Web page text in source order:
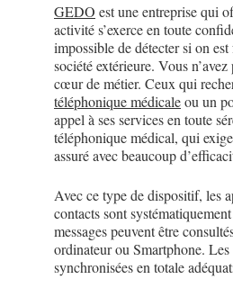
GEDO est une entreprise qui
activité s’exerce en toute
impossible de détecter si on
société extérieure. Vous
cœur de métier. Ceux qui
téléphonique médicaleou un
appel à ses services en toute
téléphonique médical, qui
assuré avec beaucoup
Avec ce type de dispositif, les
contacts sont
messages peuvent être
ordinateur ou Smartphone.
synchronisées en totale